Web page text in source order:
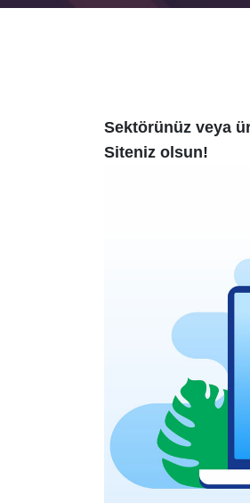
Sektörünüz veya
Siteniz olsun!